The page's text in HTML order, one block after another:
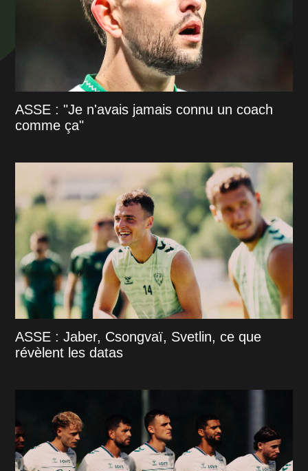
ASSE : "Je n'avais jamais connu un coach
comme ça"
ASSE : Jaber, Csongvaï, Svetlin, ce que
révèlent les datas